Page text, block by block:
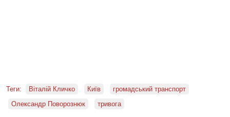
Теги: Віталій Кличко Київ
громадський транспорт
Олександр Поворознюк
тривога